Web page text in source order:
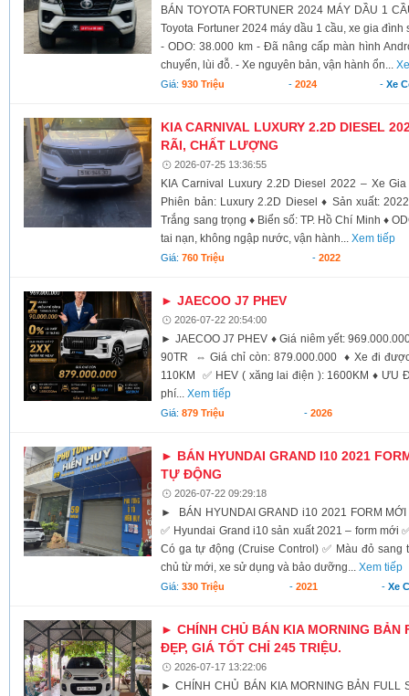
BÁN TOYOTA FORTUNER 2024 MÁY DẦU 1
Toyota Fortuner 2024 máy dầu 1 cầu, xe gia
- ODO: 38.000 km - Đã nâng cấp màn hình
chuyển, lùi đỗ. - Xe nguyên bản, vận hành ổn...
Giá:930 Triệu - 2024 -Xe
KIA CARNIVAL LUXURY 2.2D DIESEL
RÃI, CHẤT LƯỢNG
2026-07-25 13:36:55
KIA Carnival Luxury 2.2D Diesel 2022 – Xe
Phiên bản: Luxury 2.2D Diesel ♦ Sản xuất:
Trắng sang trọng ♦ Biển số: TP. Hồ Chí Minh ♦
tai nạn, không ngập nước, vận hành...Xem tiếp
Giá:760 Triệu -2022
► JAECOO J7 PHEV
2026-07-22 20:54:00
► JAECOO J7 PHEV ♦ Giá niêm yết:
90TR ⇔ Giá chỉ còn: 879.000.000 ♦ Xe đi
110KM ✅️ HEV ( xăng lai điện ): 1600KM ♦ ƯU
phí...Xem tiếp
Giá:879 Triệu - 2026
► BÁN HYUNDAI GRAND I10 2021
TỰ ĐỘNG
2026-07-22 09:29:18
► BÁN HYUNDAI GRAND i10 2021 FORM
✅ Hyundai Grand i10 sản xuất 2021 – form mới
Có ga tự động (Cruise Control) ✅ Màu đỏ sang
chủ từ mới, xe sử dụng và bảo dưỡng...Xem tiếp
Giá:330 Triệu - 2021 -Xe
► CHÍNH CHỦ BÁN KIA MORNING BẢN
ĐẸP, GIÁ TỐT CHỈ 245 TRIỆU.
2026-07-17 13:22:06
► CHÍNH CHỦ BÁN KIA MORNING BẢN FULL